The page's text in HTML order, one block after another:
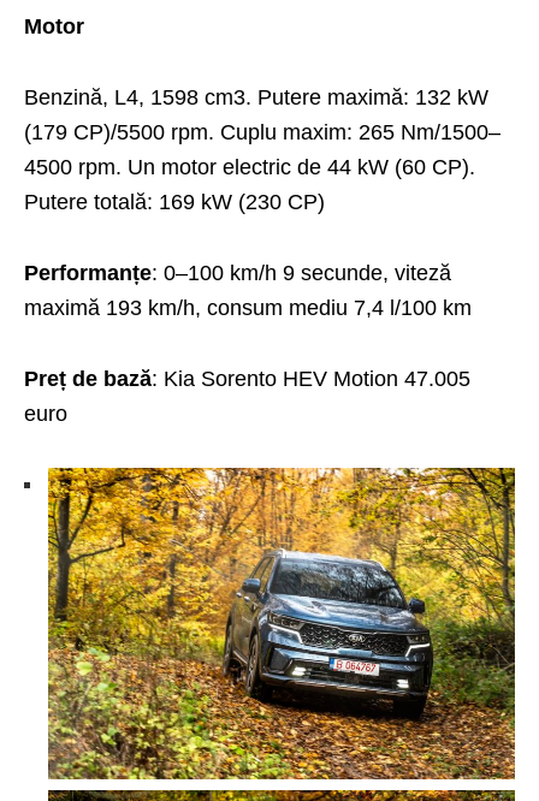
Motor
Benzină, L4, 1598 cm3. Putere maximă: 132 kW
(179 CP)/5500 rpm. Cuplu maxim: 265 Nm/1500–
4500 rpm. Un motor electric de 44 kW (60 CP).
Putere totală: 169 kW (230 CP)
Performanțe: 0–100 km/h 9 secunde, viteză
maximă 193 km/h, consum mediu 7,4 l/100 km
Preț de bază: Kia Sorento HEV Motion 47.005
euro